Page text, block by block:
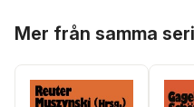
Mer från samma